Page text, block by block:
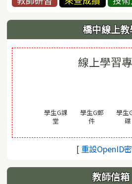
橋中線上教
線上學習
學生G課
堂
學生G郵
件(另開視窗)
學生
碟
[ 重設OpenID
教師信箱